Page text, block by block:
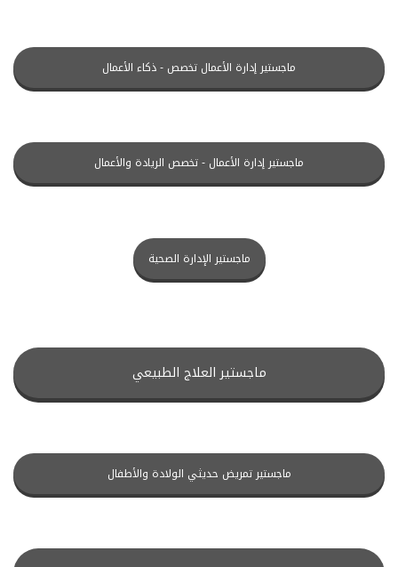
ماجستير إدارة الأعمال تخصص - ذكاء الأعمال
ماجستير إدارة الأعمال - تخصص الريادة والأعمال
ماجستير الإدارة الصحية
ماجستير العلاج الطبيعي
ماجستير تمريض حديثي الولادة والأطفال